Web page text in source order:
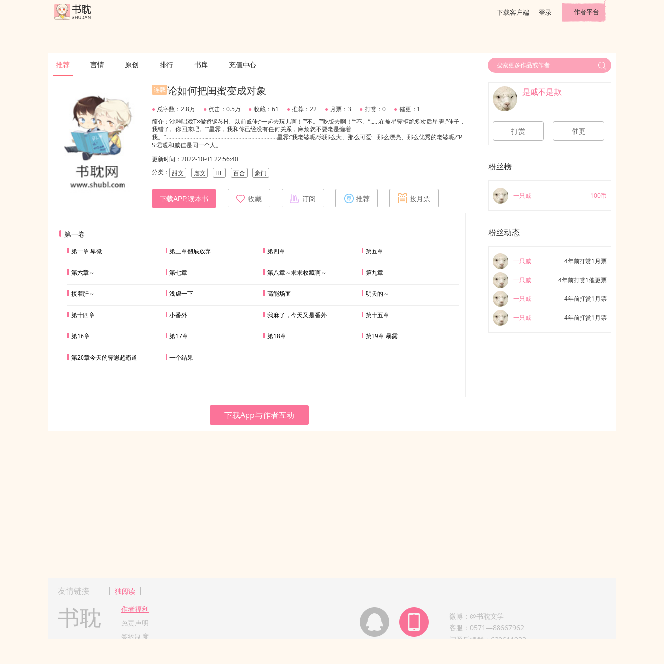
下载客户端 登录 作者平台
推荐 言情 原创 排行 书库 充值中心
连载 论如何把闺蜜变成对象
● 总字数：2.8万 ● 点击：0.5万 ● 收藏：61 ● 推荐：22 ● 月票：3 ● 打赏：0 ● 催更：1
简介：沙雕唱戏T×傲娇钢琴H。以前戚佳:“一起去玩儿啊！”“不。”“吃饭去啊！”“不。”……在被星霁拒绝多次后星霁:“佳子，
我错了。你回来吧。”“星霁，我和你已经没有任何关系，麻烦您不要老是缠着
我。”…………………………………………………………………星霁:“我老婆呢?我那么大、那么可爱、那么漂亮、那么优秀的老婆呢?”P
S:君暖和戚佳是同一个人。
更新时间：2022-10-01 22:56:40
分类： 甜文 虐文 HE 百合 豪门
下载APP,读本书 收藏 订阅 推荐 投月票
第一卷
第一章 卑微 第三章彻底放弃 第四章 第五章
第六章～ 第七章 第八章～求求收藏啊～ 第九章
接着肝～ 浅虐一下 高能场面 明天的～
第十四章 小番外 我麻了，今天又是番外 第十五章
第16章 第17章 第18章 第19章 暴露
第20章今天的霁崽超霸道 一个结果
下载App与作者互动
是戚不是欺
打赏 催更
粉丝榜
一只戚 100币
粉丝动态
一只戚 4年前打赏1月票
一只戚 4年前打赏1催更票
一只戚 4年前打赏1月票
一只戚 4年前打赏1月票
友情链接 独阅读
书耽
作者福利
免责声明
签约制度
微博：@书耽文学
客服：0571—88667962
问题反馈群：630611933